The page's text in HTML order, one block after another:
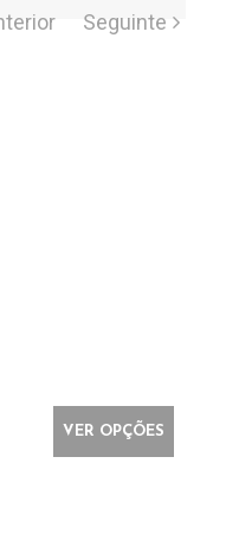
VER OPÇÕES